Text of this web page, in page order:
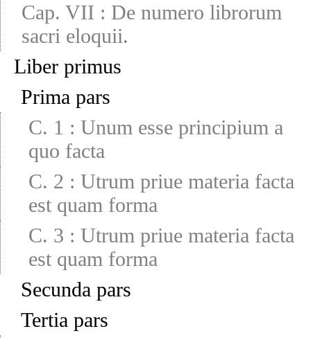
Cap. VII : De numero librorum
sacri eloquii.
Liber primus
Prima pars
C. 1 : Unum esse principium a
quo facta
C. 2 : Utrum priue materia facta
est quam forma
C. 3 : Utrum priue materia facta
est quam forma
Secunda pars
Tertia pars